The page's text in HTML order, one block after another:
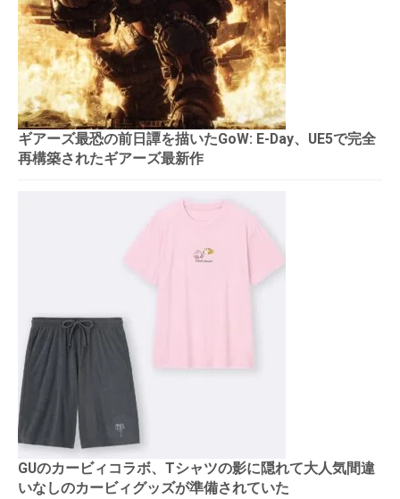
ギアーズ最恐の前日譚を描いたGoW: E-Day、UE5で完全
再構築されたギアーズ最新作
GUのカービィコラボ、Tシャツの影に隠れて大人気間違
いなしのカービィグッズが準備されていた